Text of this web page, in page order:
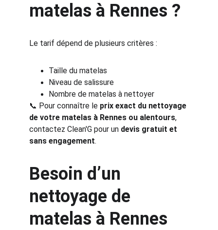
matelas à Rennes ?
Le tarif dépend de plusieurs critères :
Taille du matelas
Niveau de salissure
Nombre de matelas à nettoyer
📞 Pour connaître le prix exact du nettoyage
de votre matelas à Rennes ou alentours,
contactez Clean'G pour un devis gratuit et
sans engagement.
Besoin d’un
nettoyage de
matelas à Rennes